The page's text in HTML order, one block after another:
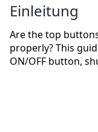
Einleitung
Are the top
properly? This
ON/OFF button,